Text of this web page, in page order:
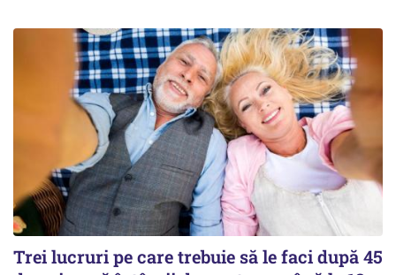
Trei lucruri pe care trebuie să le faci după 45